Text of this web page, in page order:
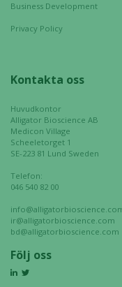
Business Development
Privacy Policy
Kontakta oss
Huvudkontor
Alligator Bioscience AB
Medicon Village
Scheeletorget 1
SE-223 81 Lund Sweden
Telefon:
046 540 82 00
ir@alligatorbioscience.com
bd@alligatorbioscience.com
Följ oss